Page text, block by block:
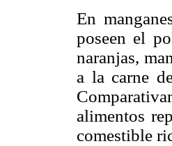
En
poseen el
naranjas,
a la carne
alimentos
comestible